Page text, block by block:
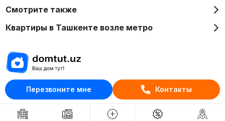
Перезвоните мне Контакты
Смотрите также
Квартиры в Ташкенте возле метро
Отдел рекламы
+998 (78) 113-20-86
+998 (93) 390-30-10